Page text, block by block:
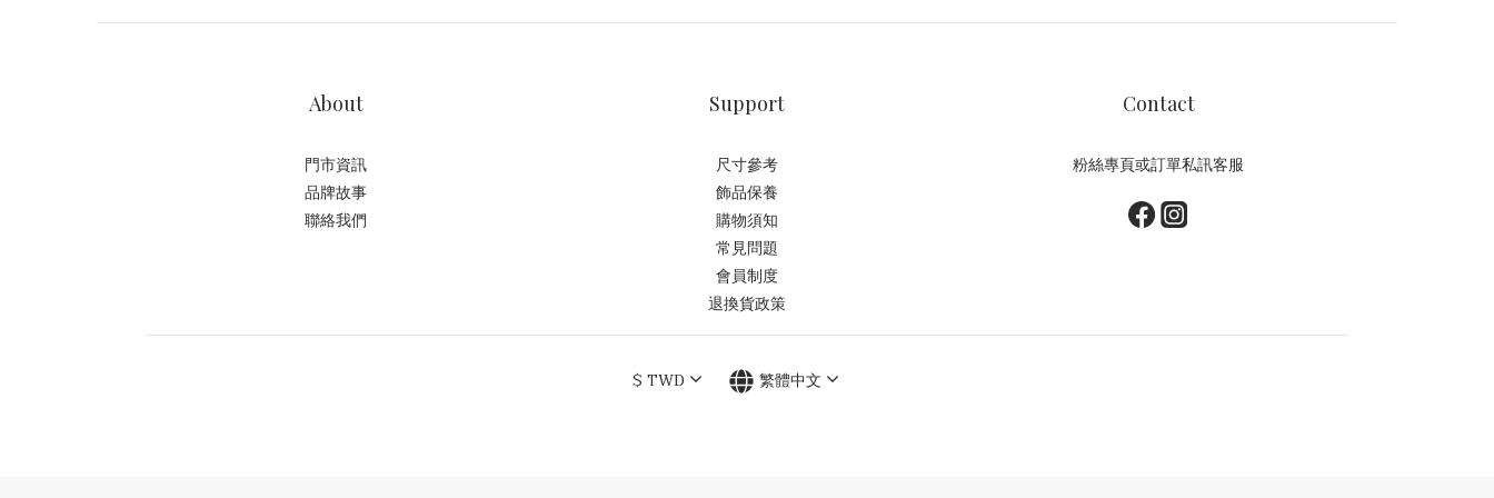
About
門市資訊
品牌故事
聯絡我們
Support
尺寸參考
飾品保養
購物須知
常見問題
會員制度
退換貨政策
Contact
粉絲專頁或訂單私訊客服
$ TWD 繁體中文